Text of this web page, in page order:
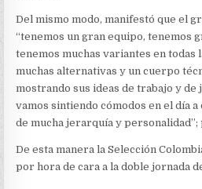
Del mismo modo, manifestó que el
“tenemos un gran equipo, tenemos
tenemos muchas variantes en todas
muchas alternativas y un cuerpo
mostrando sus ideas de trabajo y de
vamos sintiendo cómodos en el día
de mucha jerarquía y
De esta manera la Selección
por hora de cara a la doble jornada